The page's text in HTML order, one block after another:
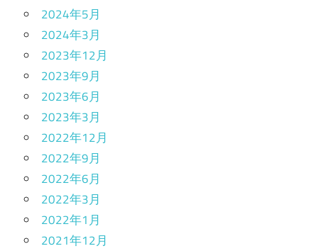
2024年5月
2024年3月
2023年12月
2023年9月
2023年6月
2023年3月
2022年12月
2022年9月
2022年6月
2022年3月
2022年1月
2021年12月